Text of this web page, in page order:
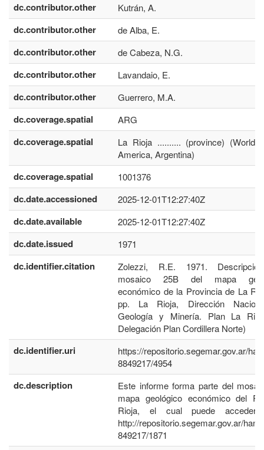
dc.contributor.other Kutrán, A.
dc.contributor.other de Alba, E.
dc.contributor.other de Cabeza, N.G.
dc.contributor.other Lavandaio, E.
dc.contributor.other Guerrero, M.A.
dc.coverage.spatial ARG
dc.coverage.spatial
La Rioja .......... (province) (World,
America, Argentina)
dc.coverage.spatial 1001376
dc.date.accessioned 2025-12-01T12:27:40Z
dc.date.available 2025-12-01T12:27:40Z
dc.date.issued 1971
dc.identifier.citation
Zolezzi, R.E. 1971.
mosaico 25B del mapa
económico de la Provincia de La
pp. La Rioja, Dirección
Geología y Minería. Plan La
Delegación Plan Cordillera Norte)
dc.identifier.uri
https://repositorio.segemar.gov.ar/
8849217/4954
dc.description
Este informe forma parte del
mapa geológico económico del
Rioja, el cual puede
http://repositorio.segemar.gov.ar/
849217/1871